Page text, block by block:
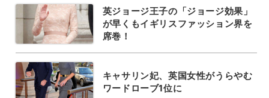
英ジョージ王子の「ジョージ効果」
が早くもイギリスファッション界を
席巻！
キャサリン妃、英国女性がうらやむ
ワードローブ1位に